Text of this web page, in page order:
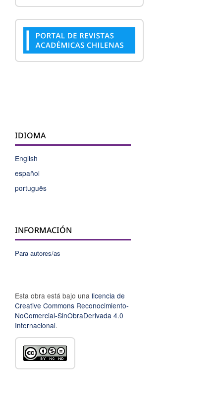
IDIOMA
English
español
português
INFORMACIÓN
Para autores/as
Esta obra está bajo una licencia de
Creative Commons Reconocimiento-
NoComercial-SinObraDerivada 4.0
Internacional.